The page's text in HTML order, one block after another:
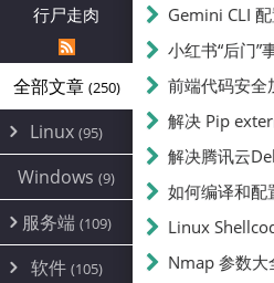
行尸走肉
全部文章 (250)
Linux (95)
Alpine
CentOS(17)
Debian(24)
Windows (9)
服务端 (109)
环境配置
软件 (105)